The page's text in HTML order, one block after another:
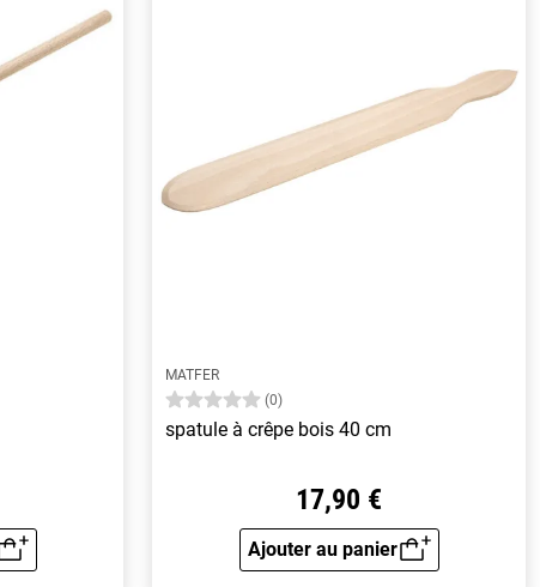
MATFER
(0)
spatule à crêpe bois 40 cm
17,90 €
Ajouter au panier
Aperçu rapide